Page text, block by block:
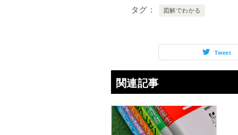
タグ 図解でわかる
Tweet
関連記事